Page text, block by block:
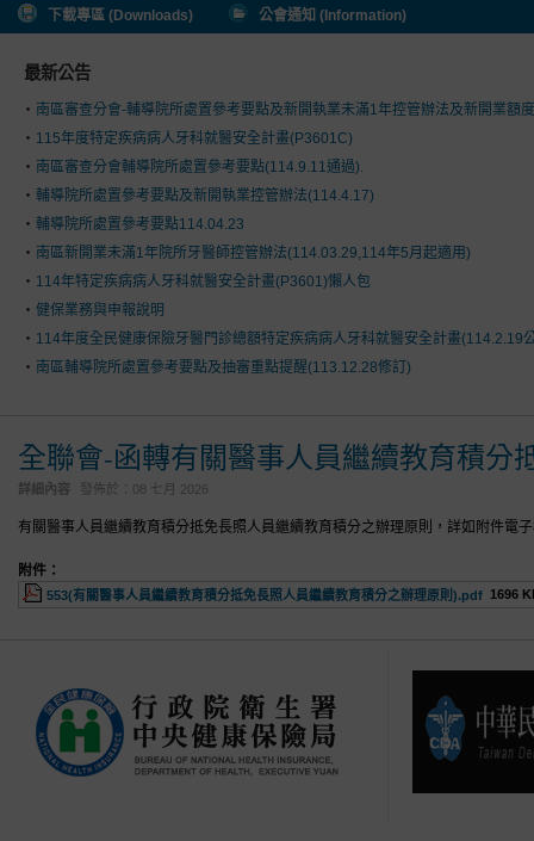
下載專區 (Downloads) 公會通知 (Information)
最新公告
南區審查分會-輔導院所處置參考要點及新開執業未滿1年控管辦法及新開業額
115年度特定疾病病人牙科就醫安全計畫(P3601C)
南區審查分會輔導院所處置參考要點(114.9.11通過).
輔導院所處置參考要點及新開執業控管辦法(114.4.17)
輔導院所處置參考要點114.04.23
南區新開業未滿1年院所牙醫師控管辦法(114.03.29,114年5月起適用)
114年特定疾病病人牙科就醫安全計畫(P3601)懶人包
健保業務與申報說明
114年度全民健康保險牙醫門診總額特定疾病病人牙科就醫安全計畫(114.2.19
南區輔導院所處置參考要點及抽審重點提醒(113.12.28修訂)
全聯會-函轉有關醫事人員繼續教育積分
詳細內容 發佈於： 08 七月 2026
有關醫事人員繼續教育積分抵免長照人員繼續教育積分之辦理原則，詳如附件電
附件：
553(有關醫事人員繼續教育積分抵免長照人員繼續教育積分之辦理原則).pdf 1696